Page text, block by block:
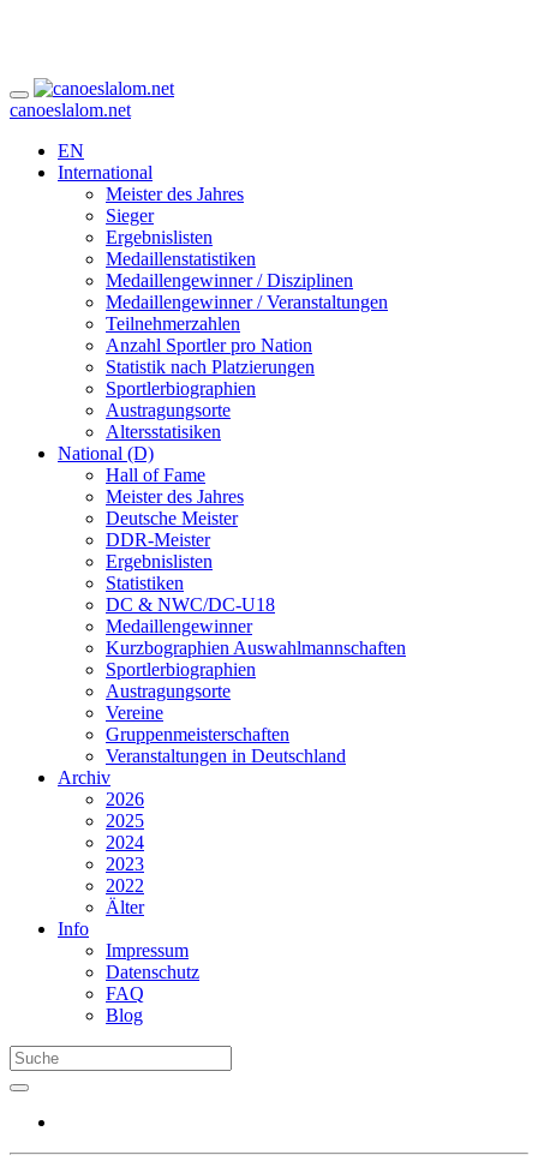
canoeslalom.net
EN
International
Meister des Jahres
Sieger
Ergebnislisten
Medaillenstatistiken
Medaillengewinner / Disziplinen
Medaillengewinner / Veranstaltungen
Teilnehmerzahlen
Anzahl Sportler pro Nation
Statistik nach Platzierungen
Sportlerbiographien
Austragungsorte
Altersstatisiken
National (D)
Hall of Fame
Meister des Jahres
Deutsche Meister
DDR-Meister
Ergebnislisten
Statistiken
DC & NWC/DC-U18
Medaillengewinner
Kurzbographien Auswahlmannschaften
Sportlerbiographien
Austragungsorte
Vereine
Gruppenmeisterschaften
Veranstaltungen in Deutschland
Archiv
2026
2025
2024
2023
2022
Älter
Info
Impressum
Datenschutz
FAQ
Blog